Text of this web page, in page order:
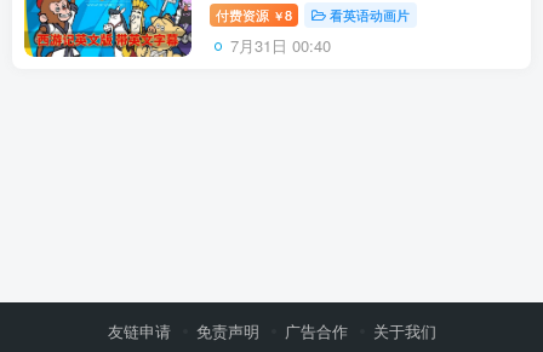
付费资源 ￥8 看英语动画片
7月31日 00:40
友链申请 免责声明 广告合作 关于我们